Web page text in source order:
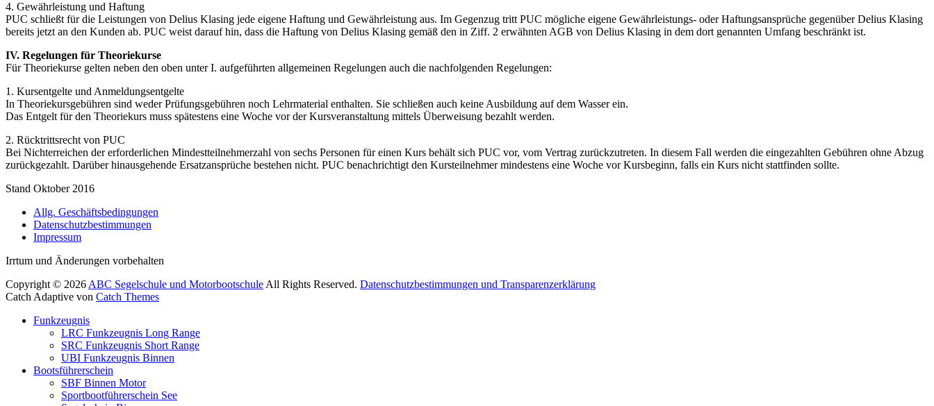
4. Gewährleistung und Haftung
PUC schließt für die Leistungen von Delius Klasing jede eigene Haftung und Gewährleistung aus. Im Gegenzug tritt PUC mögliche eigene Gewährleistungs- oder Haftungsansprüche gegenüber Delius Klasing
bereits jetzt an den Kunden ab. PUC weist darauf hin, dass die Haftung von Delius Klasing gemäß den in Ziff. 2 erwähnten AGB von Delius Klasing in dem dort genannten Umfang beschränkt ist.
IV. Regelungen für Theoriekurse
Für Theoriekurse gelten neben den oben unter I. aufgeführten allgemeinen Regelungen auch die nachfolgenden Regelungen:
1. Kursentgelte und Anmeldungsentgelte
In Theoriekursgebühren sind weder Prüfungsgebühren noch Lehrmaterial enthalten. Sie schließen auch keine Ausbildung auf dem Wasser ein.
Das Entgelt für den Theoriekurs muss spätestens eine Woche vor der Kursveranstaltung mittels Überweisung bezahlt werden.
2. Rücktrittsrecht von PUC
Bei Nichterreichen der erforderlichen Mindestteilnehmerzahl von sechs Personen für einen Kurs behält sich PUC vor, vom Vertrag zurückzutreten. In diesem Fall werden die eingezahlten Gebühren ohne Abzug
zurückgezahlt. Darüber hinausgehende Ersatzansprüche bestehen nicht. PUC benachrichtigt den Kursteilnehmer mindestens eine Woche vor Kursbeginn, falls ein Kurs nicht stattfinden sollte.
Stand Oktober 2016
Allg. Geschäftsbedingungen
Datenschutzbestimmungen
Impressum
Facebook
E-
YouTube
Instagram
Irrtum und Änderungen vorbehalten
Copyright © 2026 ABC Segelschule und Motorbootschule All Rights Reserved. Datenschutzbestimmungen und Transparenzerklärung
Catch Adaptive von Catch Themes
oben
Funkzeugnis
LRC Funkzeugnis Long Range
SRC Funkzeugnis Short Range
UBI Funkzeugnis Binnen
Bootsführerschein
SBF Binnen Motor
Sportbootführerschein See